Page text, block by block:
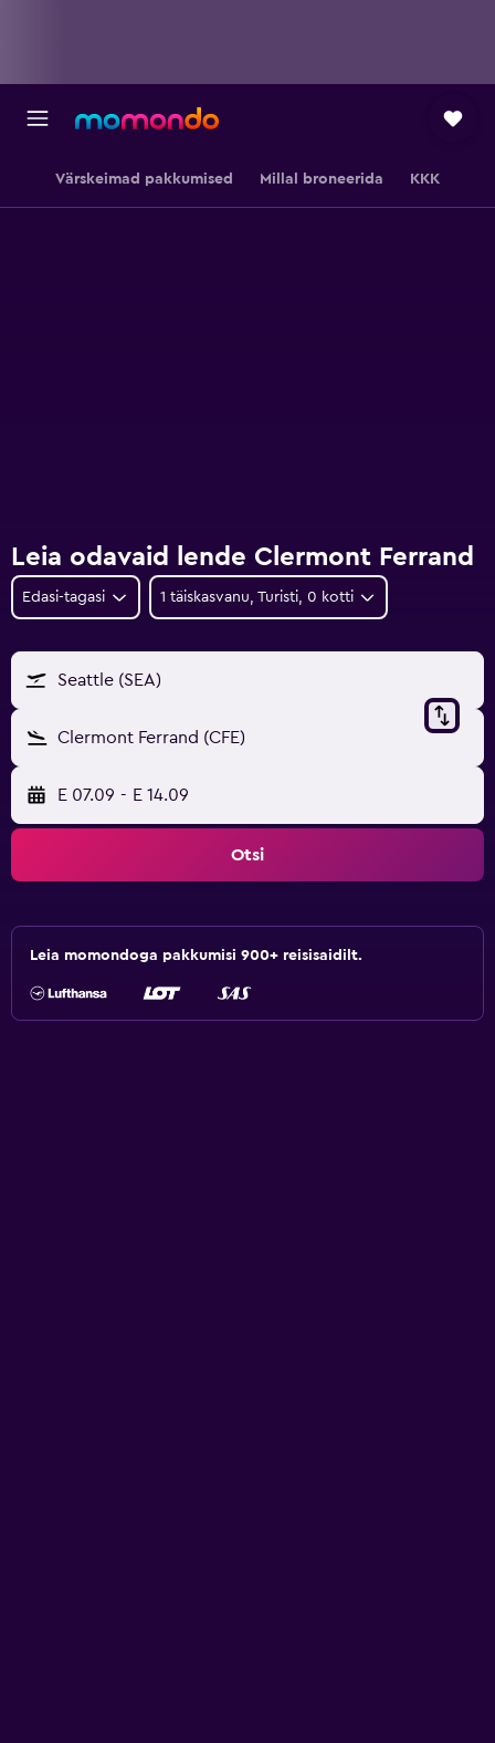
Värskeimad pakkumised Millal broneerida KKK
Leia odavaid lende Clermont Ferrand
Edasi-tagasi 1 täiskasvanu, Turisti, 0 kotti
Seattle (SEA)
Clermont Ferrand (CFE)
E 07.09 - E 14.09
Otsi
Leia momondoga pakkumisi 900+ reisisaidilt.